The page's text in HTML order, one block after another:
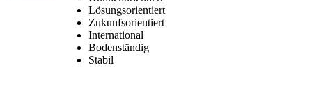
Lösungsorientiert
Zukunfsorientiert
International
Bodenständig
Stabil